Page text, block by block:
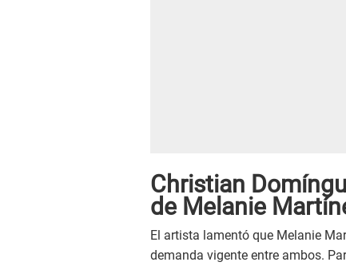
Christian
de Melanie
El artista lamentó que Melanie
demanda vigente entre ambos.